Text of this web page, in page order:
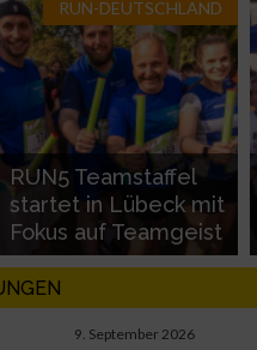
RUN-DEUTSCHLAND
RUN5 Teamstaffel
startet in Lübeck mit
Fokus auf Teamgeist
9. September 2026